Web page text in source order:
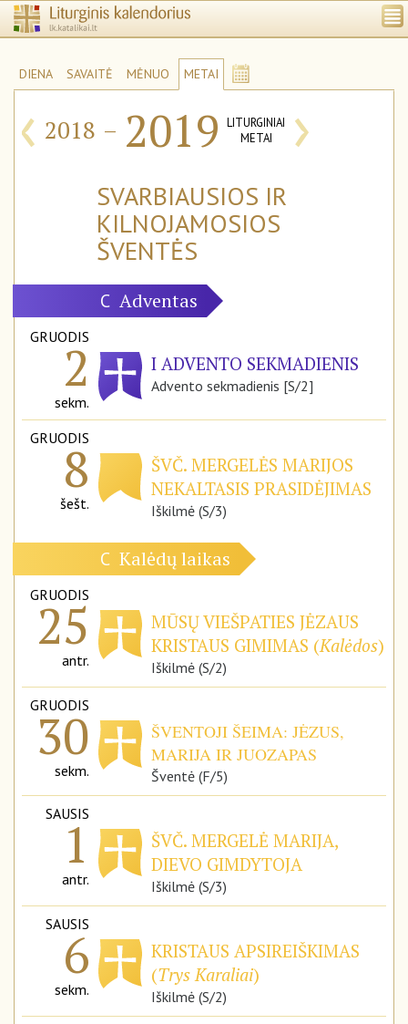
DIENA SAVAITĖ MĖNUO METAI
‹ 2018 – 2019 LITURGINIAI
METAI
›
SVARBIAUSIOS IR
KILNOJAMOSIOS
ŠVENTĖS
C Adventas
GRUODIS
2
sekm.
I ADVENTO SEKMADIENIS
Advento sekmadienis [S/2]
GRUODIS
8
šešt.
ŠVČ. MERGELĖS MARIJOS
NEKALTASIS PRASIDĖJIMAS
Iškilmė (S/3)
C Kalėdų laikas
GRUODIS
25
antr.
MŪSŲ VIEŠPATIES JĖZAUS
KRISTAUS GIMIMAS (Kalėdos)
Iškilmė (S/2)
GRUODIS
30
sekm.
ŠVENTOJI ŠEIMA: JĖZUS,
MARIJA IR JUOZAPAS
Šventė (F/5)
SAUSIS
1
antr.
ŠVČ. MERGELĖ MARIJA,
DIEVO GIMDYTOJA
Iškilmė (S/3)
SAUSIS
6
sekm.
KRISTAUS APSIREIŠKIMAS
(Trys Karaliai)
Iškilmė (S/2)